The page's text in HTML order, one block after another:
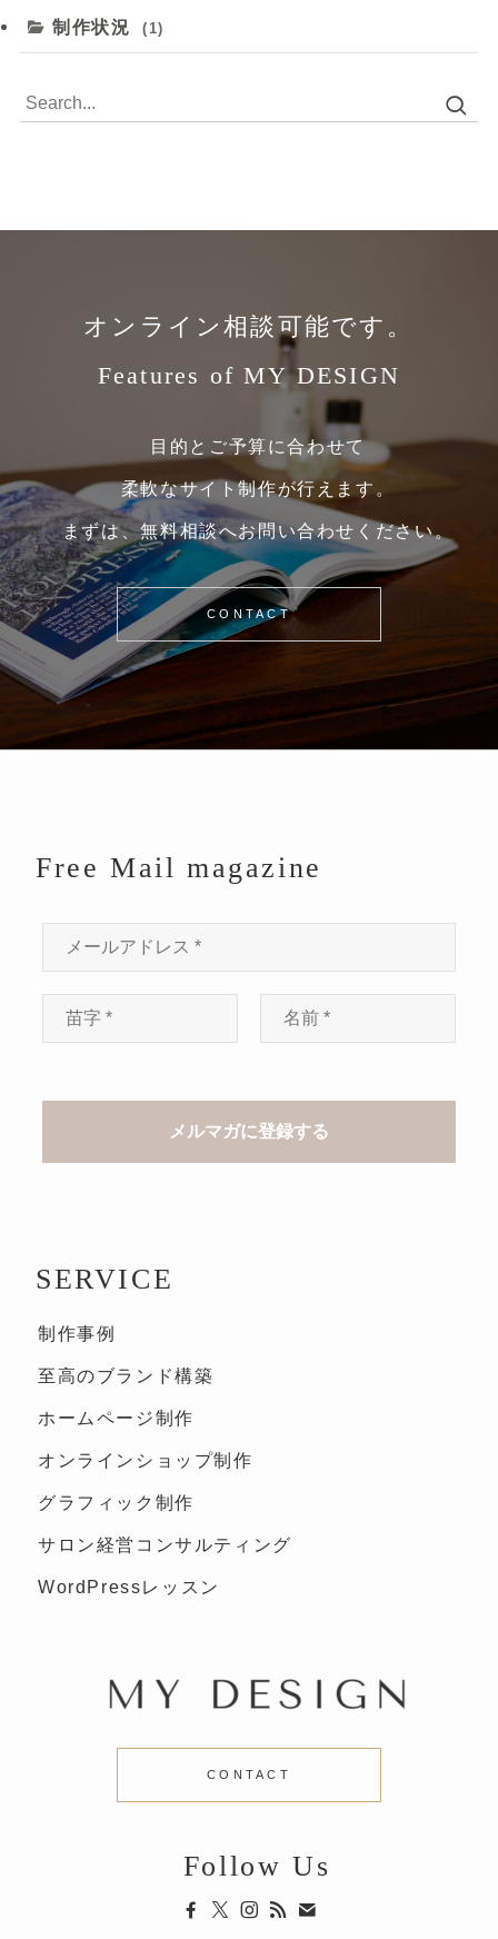
制作状況 (1)
オンライン相談可能です。
Features of MY DESIGN
目的とご予算に合わせて
柔軟なサイト制作が行えます。
まずは、無料相談へお問い合わせください。
CONTACT
Free Mail magazine
SERVICE
制作事例
至高のブランド構築
ホームページ制作
オンラインショップ制作
グラフィック制作
サロン経営コンサルティング
WordPressレッスン
CONTACT
Follow Us